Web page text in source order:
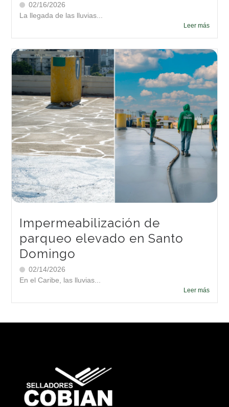
02/16/2026
La llegada de las lluvias...
Leer más
Impermeabilización de
parqueo elevado en Santo
Domingo
02/14/2026
En el Caribe, las lluvias...
Leer más